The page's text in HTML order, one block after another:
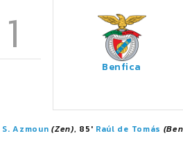
1
Benfica
S. Azmoun (Zen), 85' Raúl de Tomás